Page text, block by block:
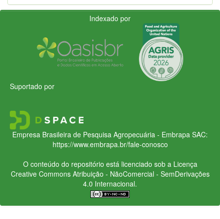
Indexado por
Suportado por
Empresa Brasileira de Pesquisa Agropecuária - Embrapa SAC:
https://www.embrapa.br/fale-conosco
O conteúdo do repositório está licenciado sob a Licença
Creative CommonsAtribuição - NãoComercial - SemDerivações
4.0 Internacional.